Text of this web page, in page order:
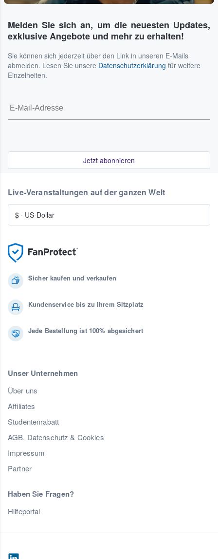
Melden Sie sich an, um die neuesten Updates,
exklusive Angebote und mehr zu erhalten!
Sie können sich jederzeit über den Link in unseren E-Mails
abmelden. Lesen Sie unsere Datenschutzerklärung für weitere
Einzelheiten.
Jetzt abonnieren
Sicher kaufen und verkaufen
Kundenservice bis zu Ihrem Sitzplatz
Jede Bestellung ist 100% abgesichert
Unser Unternehmen
Über uns
Affiliates
Studentenrabatt
AGB, Datenschutz & Cookies
Impressum
Partner
Haben Sie Fragen?
Hilfeportal
Live-Veranstaltungen auf der ganzen Welt
$ · US-Dollar